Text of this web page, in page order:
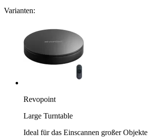
Varianten:
Revopoint
Large Turntable
Ideal für das Einscannen großer Objekte